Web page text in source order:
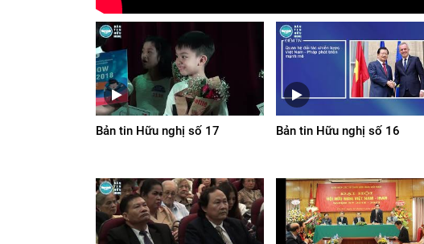
Bản tin Hữu nghị số 17 Bản tin Hữu nghị số 16